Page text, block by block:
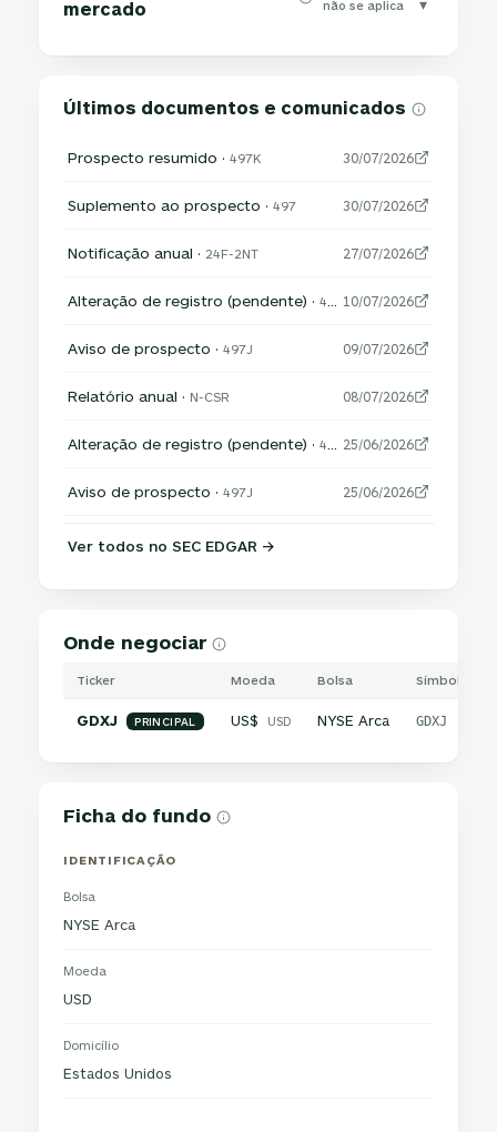
mercado
não se aplica ▾
Últimos documentos e comunicados
Prospecto resumido ·497K 30/07/2026
Suplemento ao prospecto ·497 30/07/2026
Notificação anual · 24F-2NT 27/07/2026
Alteração de registro (pendente) ·485APOS 10/07/2026
Aviso de prospecto ·497J 09/07/2026
Relatório anual · N-CSR 08/07/2026
Alteração de registro (pendente) ·485APOS 25/06/2026
Aviso de prospecto ·497J 25/06/2026
Ver todos no SEC EDGAR →
Onde negociar
Ticker Moeda Bolsa Símbolo
GDXJ PRINCIPAL US$ USD NYSE Arca GDXJ
Ficha do fundo
IDENTIFICAÇÃO
Bolsa
NYSE Arca
Moeda
USD
Domicílio
Estados Unidos